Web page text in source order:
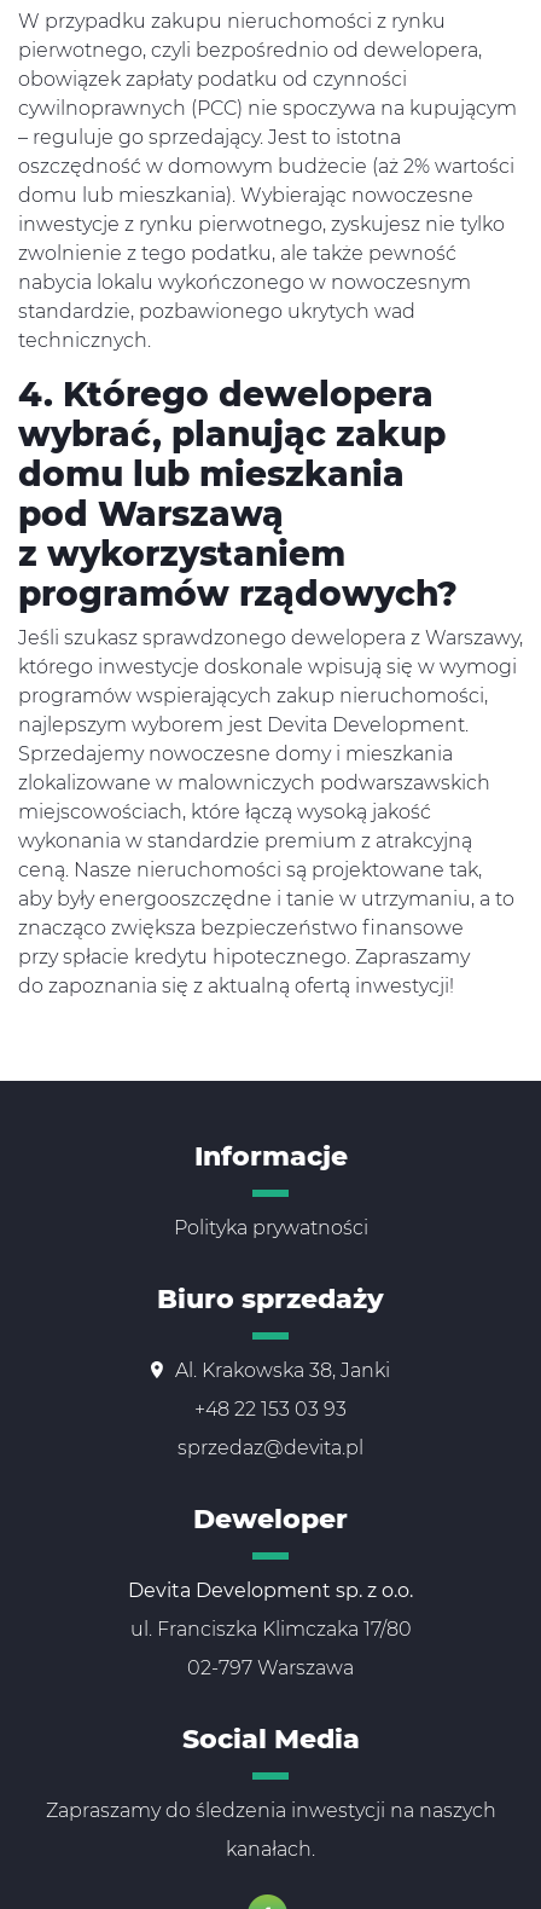
W przypadku zakupu nieruchomości z rynku
pierwotnego, czyli bezpośrednio od dewelopera,
obowiązek zapłaty podatku od czynności
cywilnoprawnych (PCC) nie spoczywa na kupującym
– reguluje go sprzedający. Jest to istotna
oszczędność w domowym budżecie (aż 2% wartości
domu lub mieszkania). Wybierając nowoczesne
inwestycje z rynku pierwotnego, zyskujesz nie tylko
zwolnienie z tego podatku, ale także pewność
nabycia lokalu wykończonego w nowoczesnym
standardzie, pozbawionego ukrytych wad
technicznych.
4. Którego dewelopera
wybrać, planując zakup
domu lub mieszkania
pod Warszawą
z wykorzystaniem
programów rządowych?
Jeśli szukasz sprawdzonego dewelopera z Warszawy,
którego inwestycje doskonale wpisują się w wymogi
programów wspierających zakup nieruchomości,
najlepszym wyborem jest Devita Development.
Sprzedajemy nowoczesne domy i mieszkania
zlokalizowane w malowniczych podwarszawskich
miejscowościach, które łączą wysoką jakość
wykonania w standardzie premium z atrakcyjną
ceną. Nasze nieruchomości są projektowane tak,
aby były energooszczędne i tanie w utrzymaniu, a to
znacząco zwiększa bezpieczeństwo finansowe
przy spłacie kredytu hipotecznego. Zapraszamy
do zapoznania się z aktualną ofertą inwestycji!
Informacje
Polityka prywatności
Biuro sprzedaży
Al. Krakowska 38, Janki
+48 22 153 03 93
sprzedaz@devita.pl
Deweloper
Devita Development sp. z o.o.
ul. Franciszka Klimczaka 17/80
02-797 Warszawa
Social Media
Zapraszamy do śledzenia inwestycji na naszych
kanałach.